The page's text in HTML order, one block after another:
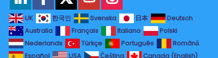
UK 한국인 Svenska 日本
Deutsch
Australia
Français Italiano
Polski
Nederlands
Türkçe Português
Română
Español
USA Čeština Canada (English)